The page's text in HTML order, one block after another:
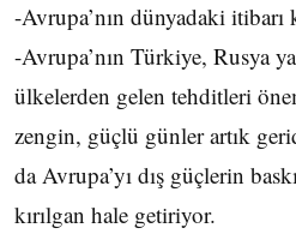
-Avrupa’nın dünyadaki
-Avrupa’nın Türkiye, Rusya
ülkelerden gelen tehditleri
zengin, güçlü günler artık
da Avrupa’yı dış güçlerin
kırılgan hale getiriyor.